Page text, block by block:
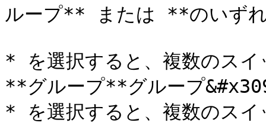
ループ** または **のいず
* を選択すると、複数のスイ
**グループ**グループ
* を選択すると、複数のスイ